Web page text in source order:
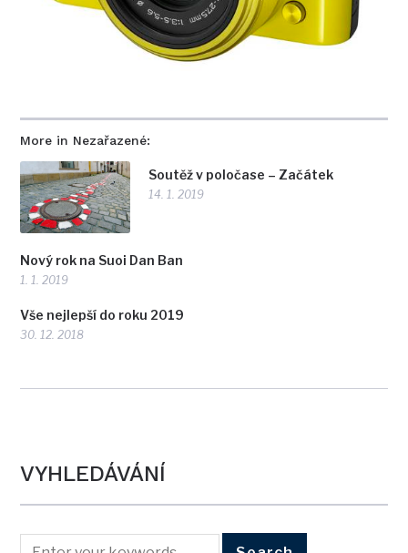
More in Nezařazené:
Soutěž v poločase – Začátek
14. 1. 2019
Nový rok na Suoi Dan Ban
1. 1. 2019
Vše nejlepší do roku 2019
30. 12. 2018
VYHLEDÁVÁNÍ